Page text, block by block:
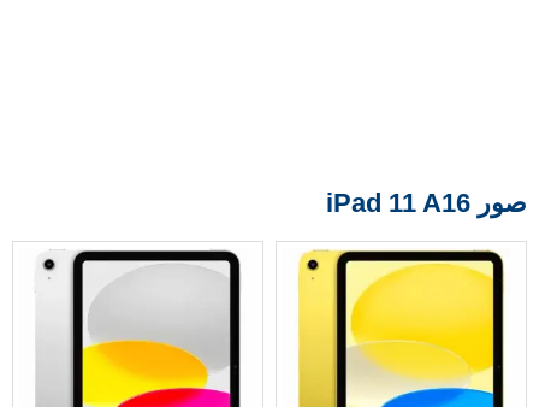
صور iPad 11 A16